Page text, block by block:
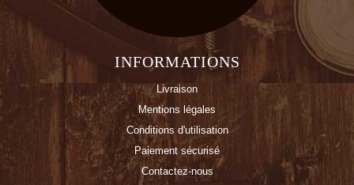
INFORMATIONS
Livraison
Mentions légales
Conditions d'utilisation
Paiement sécurisé
Contactez-nous